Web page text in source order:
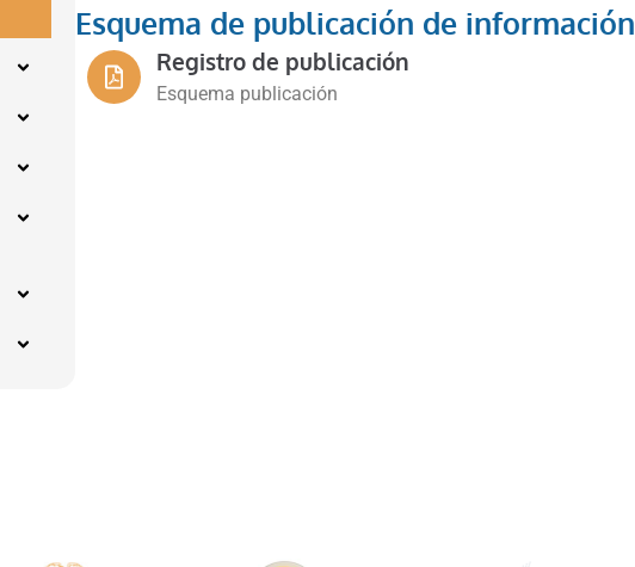
Esquema de publicación de información
Registro de publicación
Esquema publicación